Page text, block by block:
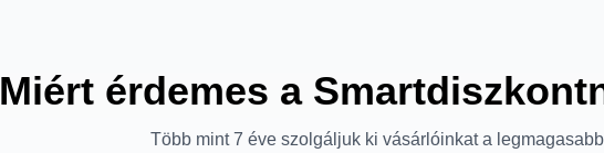
Miért érdemes a
Több mint 7 éve szolgáljuk ki vásárlóinkat a